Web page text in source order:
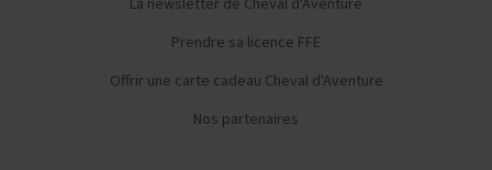
Prendre sa licence FFE
Offrir une carte cadeau Cheval d'Aventure
Nos partenaires